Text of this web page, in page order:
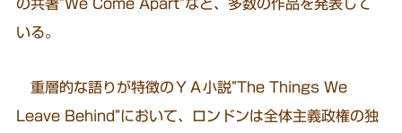
の共著”We Come Apart”など、多数の作品を発表して
いる。
重層的な語りが特徴のＹＡ小説”The Things We
Leave Behind”において、ロンドンは全体主義政権の独